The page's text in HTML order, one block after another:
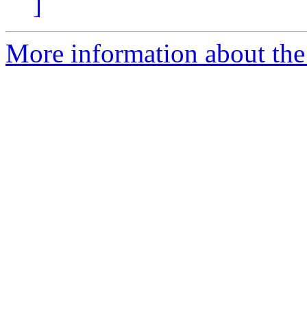
More information about